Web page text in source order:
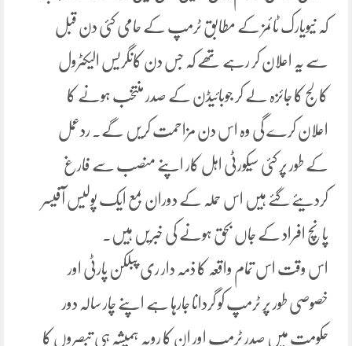
کہ نیویارک ٹائمز کے مطابق ٹرمپ کے حامی کئی دن قبل
سے یہ اعلان کر رہے تھے کہ جس دن کانگریس الیکٹرول
کالج کا جائزہ لے کر جوبائیڈن کے صدر منتخب ہونے کا
اعلان کرے گی وہ اس دن مزاحمت کریں گے۔ ردعمل
کے طور پر کئی سیکورٹی اہل کار اپنے منصب سے فارغ
کردیئے گئے ہیں اس حملہ کے دوران بمع ایک پولیس آفیسر
پانچ افراد کے جاں بحق ہونے کی خبریں ہیں۔
اس وقت اس تمام واقعہ کا ذمہ دار ری پبلکن پارٹی اور
خصوصی طور پر ٹرمپ کو گردانا جارہا ہے اپنے چار سالہ دور
حکومت میں صدر ٹرمپ اور ان کا رویہ ہمیشہ ہی تبصروں کا